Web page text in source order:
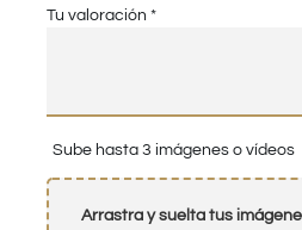
Tu valoración *
Sube hasta 3 imágenes o vídeos
Arrastra y suelta tus